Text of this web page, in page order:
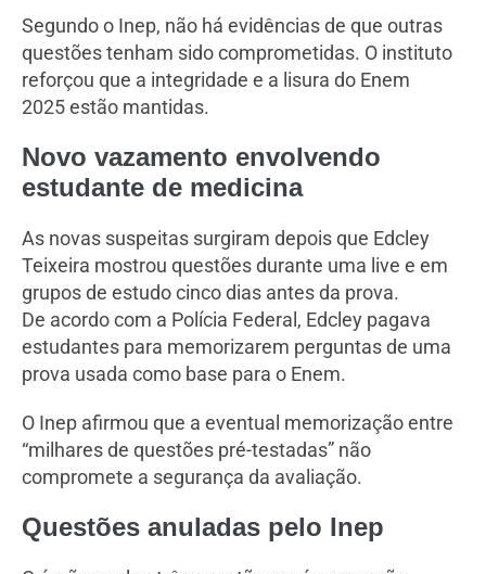
Segundo o Inep, não há evidências de que outras
questões tenham sido comprometidas. O instituto
reforçou que a integridade e a lisura do Enem
2025 estão mantidas.
Novo vazamento envolvendo
estudante de medicina
As novas suspeitas surgiram depois que Edcley
Teixeira mostrou questões durante uma live e em
grupos de estudo cinco dias antes da prova.
De acordo com a Polícia Federal, Edcley pagava
estudantes para memorizarem perguntas de uma
prova usada como base para o Enem.
O Inep afirmou que a eventual memorização entre
“milhares de questões pré-testadas” não
compromete a segurança da avaliação.
Questões anuladas pelo Inep